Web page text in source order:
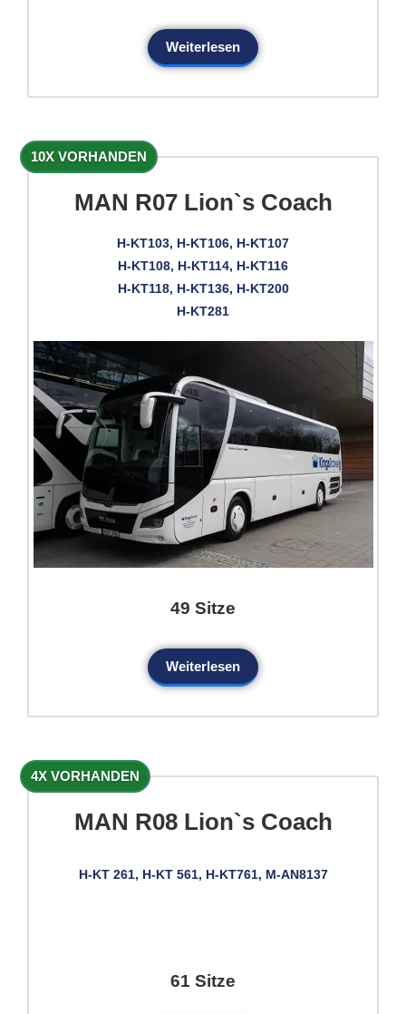
Weiterlesen
10X VORHANDEN
MAN R07 Lion`s Coach
H-KT103, H-KT106, H-KT107
H-KT108, H-KT114, H-KT116
H-KT118, H-KT136, H-KT200
H-KT281
49 Sitze
Weiterlesen
4X VORHANDEN
MAN R08 Lion`s Coach
H-KT 261, H-KT 561, H-KT761, M-AN8137
61 Sitze